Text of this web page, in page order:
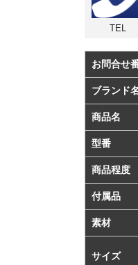
TEL
お問合せ
ブランド
商品名
型番
商品程度
付属品
素材
サイズ